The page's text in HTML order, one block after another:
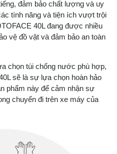
đảm bảo chất lượng và uy
tính năng và tiện ích vượt trội
40L đang được nhiều
vệ đồ vật và đảm bảo an toàn
chọn túi chống nước phù hợp,
sẽ là sự lựa chọn hoàn hảo
phẩm này để cảm nhận sự
chuyến đi trên xe máy của